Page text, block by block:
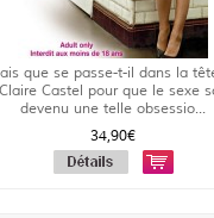
que se passe-t-il dans la
Claire Castel pour que le sexe
devenu une telle obsessio...
34,90€